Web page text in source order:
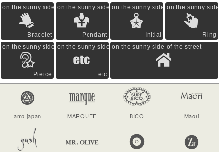
on the sunny side of the street
Bracelet
on the sunny side of the street
Pendant
on the sunny side of the street
Initial
on the sunny
Ring
on the sunny side of the street
Pierce
on the sunny side of the street
etc
on the sunny side of the street
amp japan MARQUEE BICO Maori